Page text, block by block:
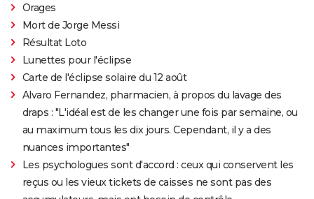
Orages
Mort de Jorge Messi
Résultat Loto
Lunettes pour l'éclipse
Carte de l'éclipse solaire du 12 août
Alvaro Fernandez, pharmacien, à propos du lavage des
draps : "L'idéal est de les changer une fois par semaine, ou
au maximum tous les dix jours. Cependant, il y a des
nuances importantes"
Les psychologues sont d'accord : ceux qui conservent les
reçus ou les vieux tickets de caisses ne sont pas des